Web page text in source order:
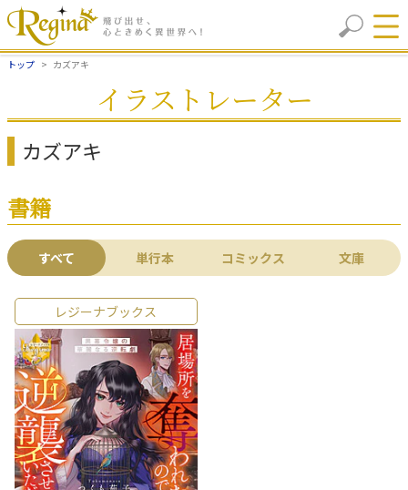
トップ カズアキ
イラストレーター
カズアキ
書籍
すべて 単行本 コミックス 文庫
レジーナブックス